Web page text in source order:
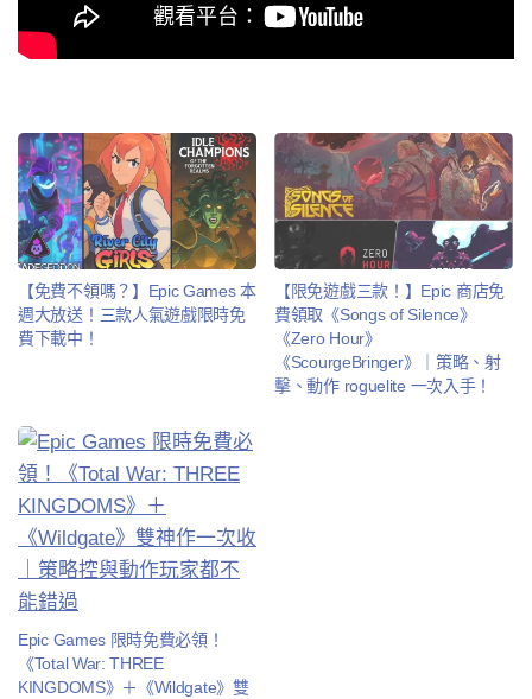
【免費不領嗎？】Epic Games 本
週大放送！三款人氣遊戲限時免
費下載中！
【限免遊戲三款！】Epic 商店免
費領取《Songs of Silence》
《Zero Hour》
《ScourgeBringer》｜策略、射
擊、動作 roguelite 一次入手！
Epic Games 限時免費必領！
《Total War: THREE
KINGDOMS》＋《Wildgate》雙